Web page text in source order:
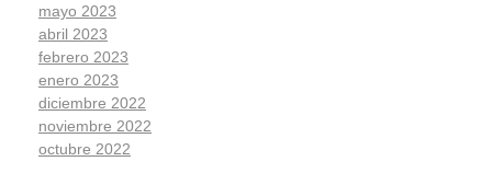
mayo 2023
abril 2023
febrero 2023
enero 2023
diciembre 2022
noviembre 2022
octubre 2022